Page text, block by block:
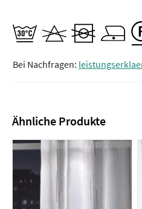
Bei Nachfragen:
Ähnliche Produkte